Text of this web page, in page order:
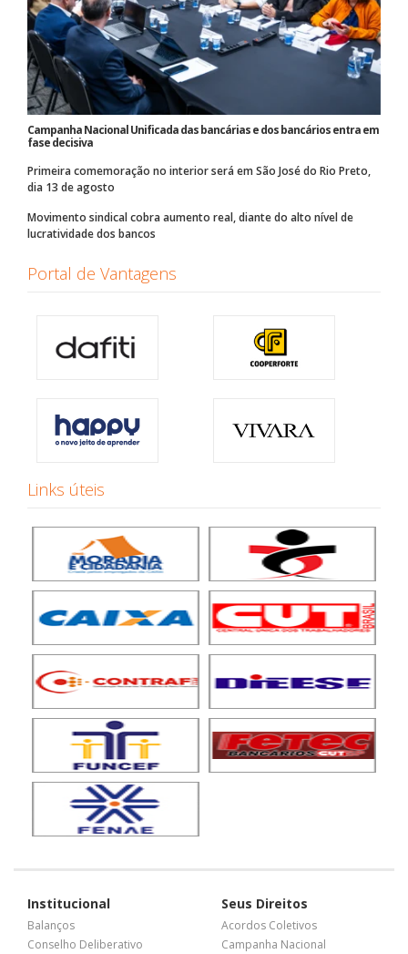
Campanha Nacional Unificada das bancárias e dos bancários entra em
fase decisiva
Primeira comemoração no interior será em São José do Rio Preto,
dia 13 de agosto
Movimento sindical cobra aumento real, diante do alto nível de
lucratividade dos bancos
Portal de Vantagens
Links úteis
Institucional
Balanços
Conselho Deliberativo
Seus Direitos
Acordos Coletivos
Campanha Nacional